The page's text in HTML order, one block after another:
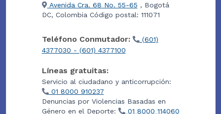
Avenida Cra. 68 No. 55-65 , Bogotá
DC, Colombia Código postal: 111071
Teléfono Conmutador:
(601)
4377030 - (601) 4377100
Líneas gratuitas:
Servicio al ciudadano y anticorrupción:
01 8000 910237
Denuncias por Violencias Basadas en
Género en el Deporte:
01 8000 114060